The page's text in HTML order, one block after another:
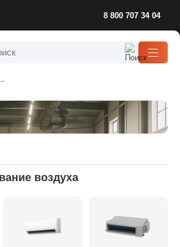
8 800 707 34 04
воздуха